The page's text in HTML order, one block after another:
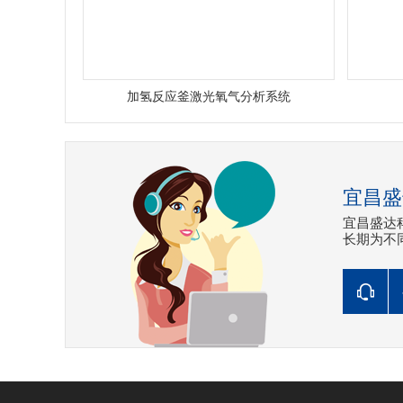
加氢反应釜激光氧气分析系统
宜昌
宜昌盛达
长期为不